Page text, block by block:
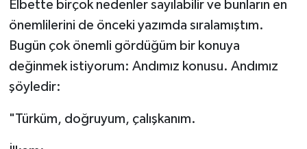
Elbette birçok nedenler sayılabilir ve bunların en
önemlilerini de önceki yazımda sıralamıştım.
Bugün çok önemli gördüğüm bir konuya
değinmek istiyorum: Andımız konusu. Andımız
şöyledir:
"Türküm, doğruyum, çalışkanım.